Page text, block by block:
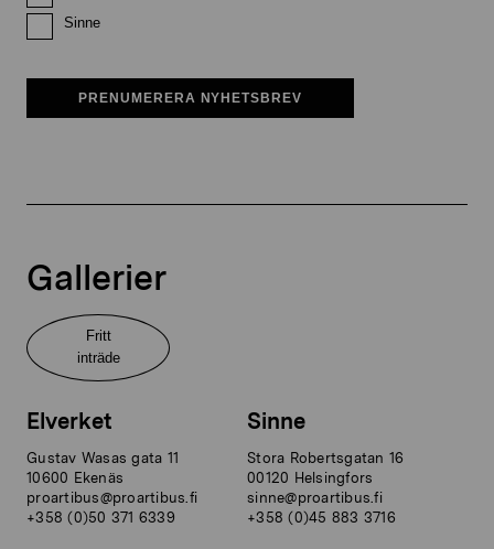
Sinne
PRENUMERERA NYHETSBREV
Gallerier
Fritt
inträde
Elverket
Gustav Wasas gata 11
10600 Ekenäs
proartibus@proartibus.fi
+358 (0)50 371 6339
Sinne
Stora Robertsgatan 16
00120 Helsingfors
sinne@proartibus.fi
+358 (0)45 883 3716